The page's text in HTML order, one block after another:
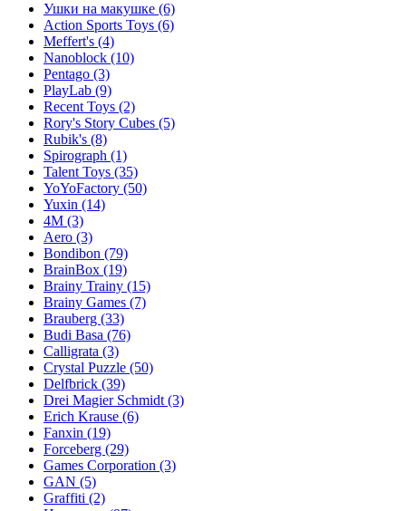
Ушки на макушке (6)
Action Sports Toys (6)
Meffert's (4)
Nanoblock (10)
Pentago (3)
PlayLab (9)
Recent Toys (2)
Rory's Story Cubes (5)
Rubik's (8)
Spirograph (1)
Talent Toys (35)
YoYoFactory (50)
Yuxin (14)
4M (3)
Aero (3)
Bondibon (79)
BrainBox (19)
Brainy Trainy (15)
Brainy Games (7)
Brauberg (33)
Budi Basa (76)
Calligrata (3)
Crystal Puzzle (50)
Delfbrick (39)
Drei Magier Schmidt (3)
Erich Krause (6)
Fanxin (19)
Forceberg (29)
Games Corporation (3)
GAN (5)
Graffiti (2)